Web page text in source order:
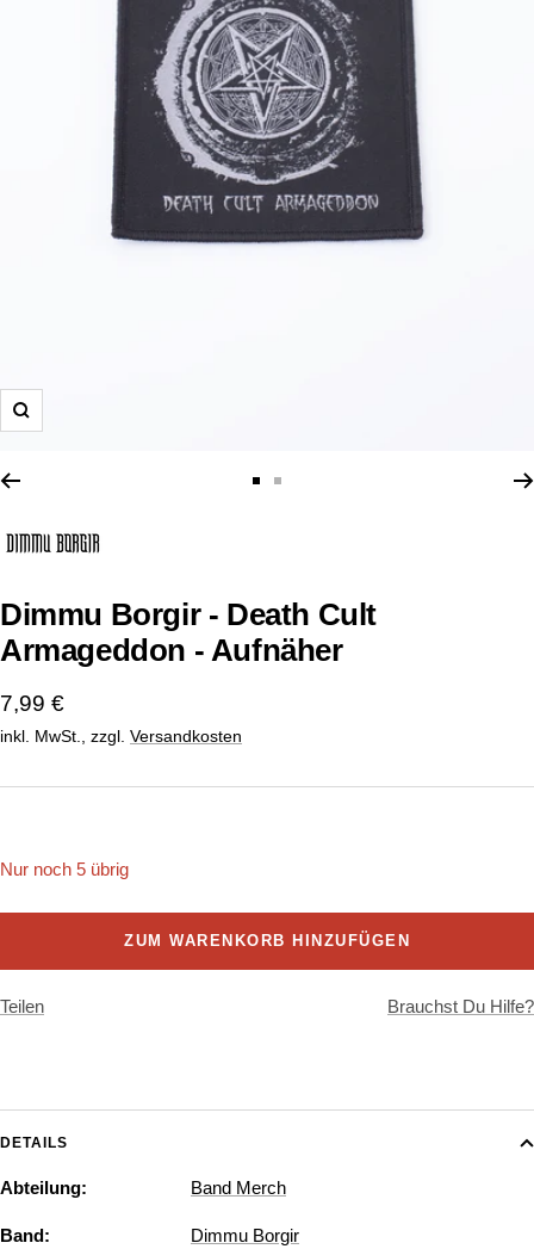
Zoom
Dimmu Borgir - Death Cult
Armageddon - Aufnäher
Angebotspreis
7,99 €
inkl. MwSt., zzgl. Versandkosten
Onesize
Nur noch 5 übrig
ZUM WARENKORB HINZUFÜGEN
Teilen Brauchst Du Hilfe?
DETAILS
Abteilung: Band Merch
Band: Dimmu Borgir